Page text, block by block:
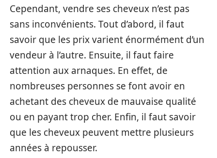
Cependant, vendre ses cheveux n’est pas
sans inconvénients. Tout d’abord, il faut
savoir que les prix varient énormément d’un
vendeur à l’autre. Ensuite, il faut faire
attention aux arnaques. En effet, de
nombreuses personnes se font avoir en
achetant des cheveux de mauvaise qualité
ou en payant trop cher. Enfin, il faut savoir
que les cheveux peuvent mettre plusieurs
années à repousser.